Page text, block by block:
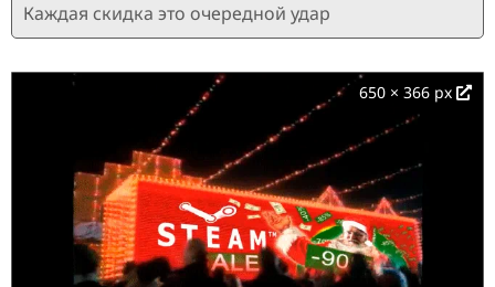
Каждая скидка это очередной удар
650 × 366 px